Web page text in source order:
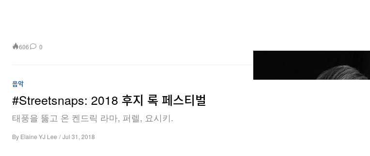
606 0
음악
#Streetsnaps: 2018 후지 록 페스티벌
태풍을 뚫고 온 켄드릭 라마, 퍼렐, 요시키.
By Elaine YJ Lee / Jul 31, 2018